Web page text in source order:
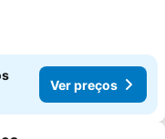
Ver preços